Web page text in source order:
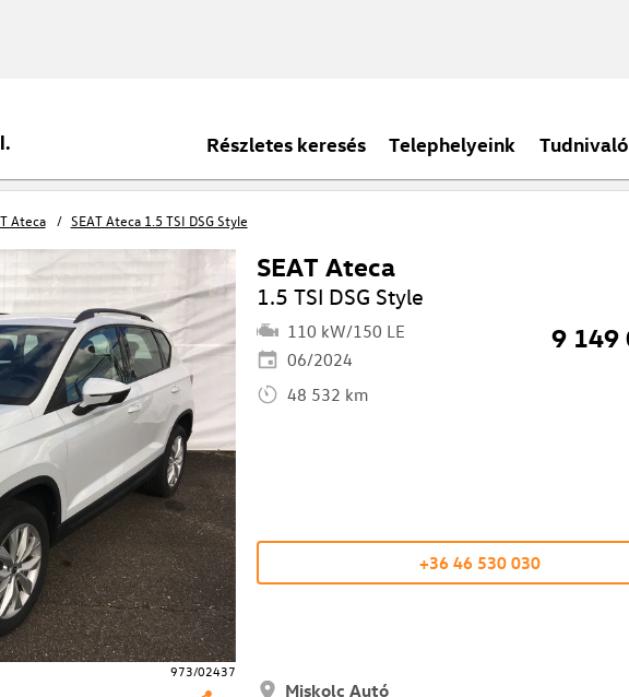
Részletes keresés Telephelyeink
Ateca SEAT Ateca 1.5 TSI DSG Style
973/02437
SEAT Ateca
1.5 TSI DSG Style
110 kW/150 LE
06/2024
48 532 km
9 149
+36 46 530 030
Miskolc Autó